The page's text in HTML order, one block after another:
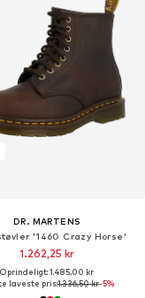
DR. MARTENS
'1460 Crazy Horse'
1.262,25 kr
Oprindeligt: 1.485,00 kr
laveste pris:1.336,50 kr-5%